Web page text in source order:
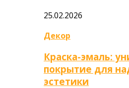
25.02.2026
Декор
Краска-эмаль:
покрытие для
эстетики